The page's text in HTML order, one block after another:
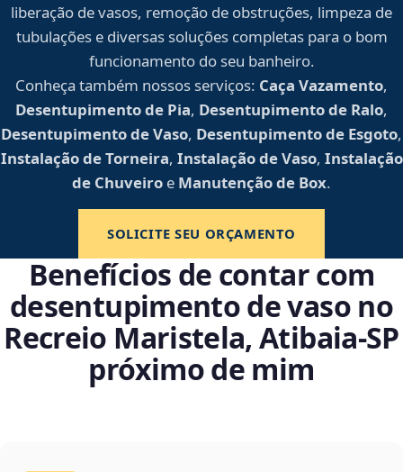
liberação de vasos, remoção de obstruções, limpeza de
tubulações e diversas soluções completas para o bom
funcionamento do seu banheiro.
Conheça também nossos serviços: Caça Vazamento,
Desentupimento de Pia, Desentupimento de Ralo,
Desentupimento de Vaso, Desentupimento de Esgoto,
Instalação de Torneira, Instalação de Vaso, Instalação
de Chuveiro e Manutenção de Box.
SOLICITE SEU ORÇAMENTO
Benefícios de contar com
desentupimento de vaso no
Recreio Maristela, Atibaia‑SP
próximo de mim